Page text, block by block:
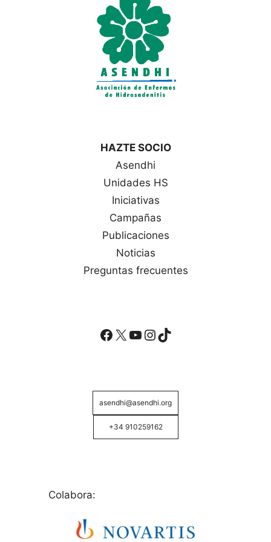
HAZTE SOCIO
Asendhi
Unidades HS
Iniciativas
Campañas
Publicaciones
Noticias
Preguntas frecuentes
Facebook
X YouTube
Instagram
TikTok
asendhi@asendhi.org
+34 910259162
Colabora: